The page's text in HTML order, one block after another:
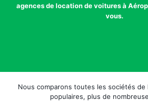
agences de location de voitures à
vous.
Nous comparons toutes les sociétés
populaires, plus de